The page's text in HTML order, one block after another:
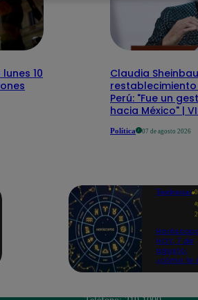
10
Claudia
Perú: "Fue un
hacia México" |
Política 07 de agosto 2026
Tendencias
HOY, 7 de
agosto:
¿cómo te